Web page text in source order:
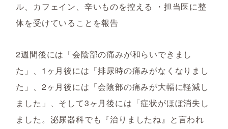
ル、カフェイン、辛いものを控える ・担当医に整
体を受けていることを報告
2週間後には「会陰部の痛みが和らいできまし
た」、1ヶ月後には「排尿時の痛みがなくなりまし
た」、2ヶ月後には「会陰部の痛みが大幅に軽減し
ました」、そして3ヶ月後には「症状がほぼ消失し
ました。泌尿器科でも『治りましたね』と言われ